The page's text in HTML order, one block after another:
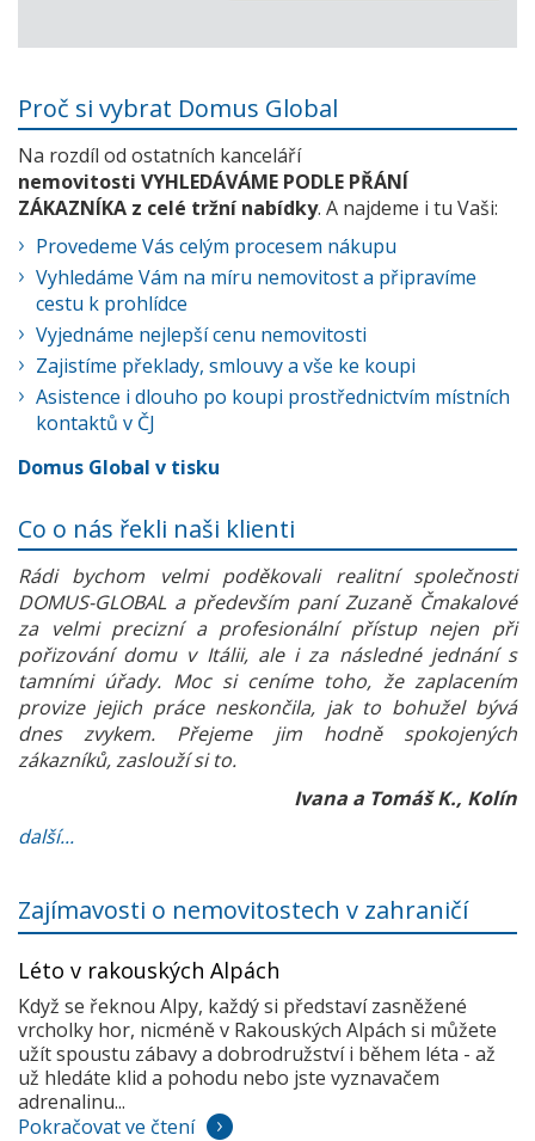
Proč si vybrat Domus Global
Na rozdíl od ostatních kanceláří
nemovitosti VYHLEDÁVÁME PODLE PŘÁNÍ
ZÁKAZNÍKA z celé tržní nabídky. A najdeme i tu Vaši:
Provedeme Vás celým procesem nákupu
Vyhledáme Vám na míru nemovitost a připravíme
cestu k prohlídce
Vyjednáme nejlepší cenu nemovitosti
Zajistíme překlady, smlouvy a vše ke koupi
Asistence i dlouho po koupi prostřednictvím místních
kontaktů v ČJ
Domus Global v tisku
Co o nás řekli naši klienti
Rádi bychom velmi poděkovali realitní společnosti
DOMUS-GLOBAL a především paní Zuzaně Čmakalové
za velmi precizní a profesionální přístup nejen při
pořizování domu v Itálii, ale i za následné jednání s
tamními úřady. Moc si ceníme toho, že zaplacením
provize jejich práce neskončila, jak to bohužel bývá
dnes zvykem. Přejeme jim hodně spokojených
zákazníků, zaslouží si to.
Ivana a Tomáš K., Kolín
další...
Zajímavosti o nemovitostech v zahraničí
Léto v rakouských Alpách
Když se řeknou Alpy, každý si představí zasněžené
vrcholky hor, nicméně v Rakouských Alpách si můžete
užít spoustu zábavy a dobrodružství i během léta - až
už hledáte klid a pohodu nebo jste vyznavačem
adrenalinu...
Pokračovat ve čtení